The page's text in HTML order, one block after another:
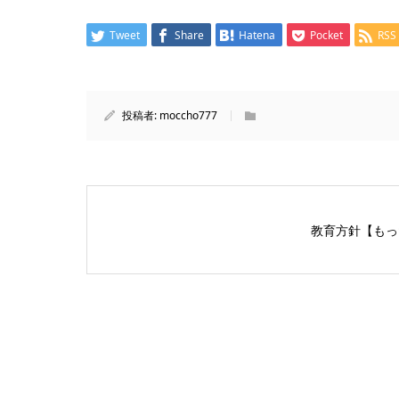
Tweet Share Hatena Pocket RSS
投稿者: moccho777
教育方針【も